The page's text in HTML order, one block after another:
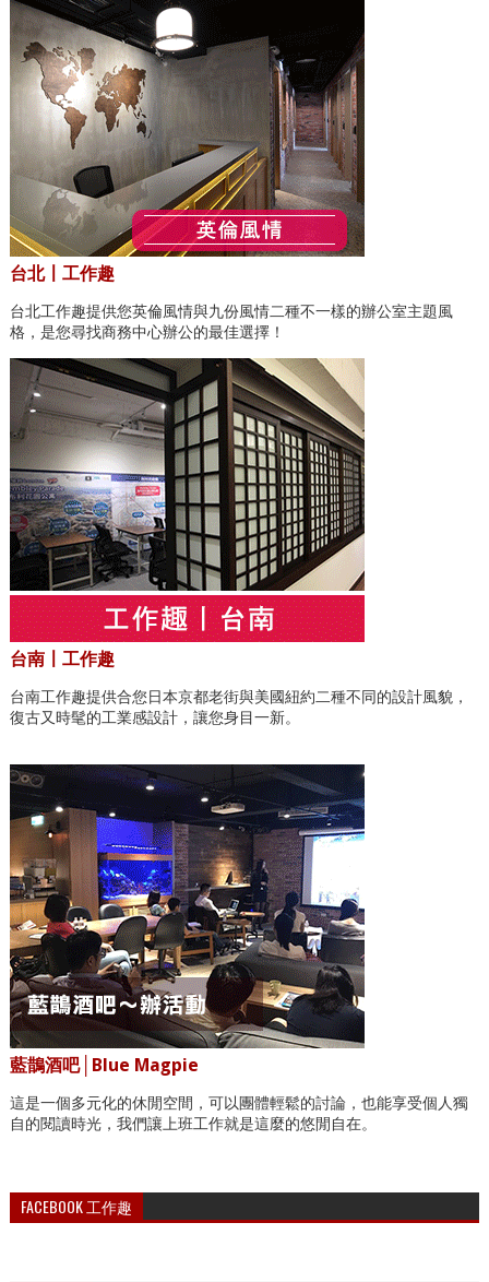
台北〡工作趣
台北工作趣提供您英倫風情與九份風情二種不一樣的辦公室主題風
格，是您尋找商務中心辦公的最佳選擇！
台南〡工作趣
台南工作趣提供合您日本京都老街與美國紐約二種不同的設計風貌，
復古又時髦的工業感設計，讓您身目一新。
藍鵲酒吧│Blue Magpie
這是一個多元化的休閒空間，可以團體輕鬆的討論，也能享受個人獨
自的閱讀時光，我們讓上班工作就是這麼的悠閒自在。
FACEBOOK 工作趣